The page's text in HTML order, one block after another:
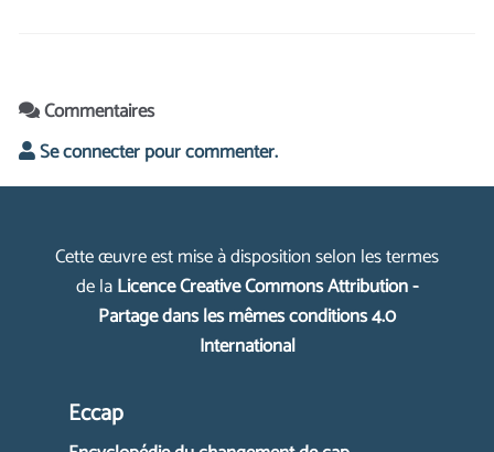
Commentaires
Se connecter pour commenter.
Cette œuvre est mise à disposition selon les termes
de laLicence Creative Commons Attribution -
Partage dans les mêmes conditions 4.0
International
Eccap